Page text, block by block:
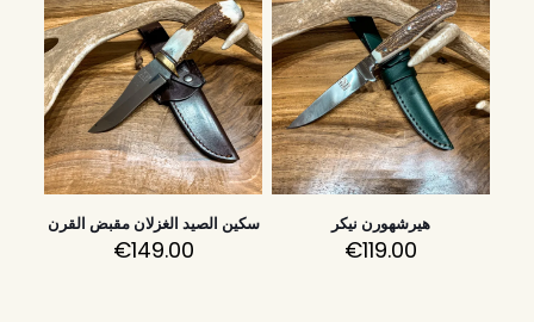
هيرشهورن نيكر
€119.00
سكين الصيد الغزلان مقبض القرن
€149.00